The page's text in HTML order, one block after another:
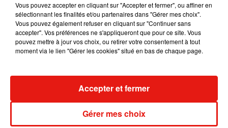
4 août 2026
Ariana Grande prendra une pause après
sa tournée mondiale
31 juillet 2026
Grand Corps Malade emmène Styleto
Vous pouvez accepter en cliquant sur "Accepter et fermer", ou affiner en
sélectionnant les finalités et/ou partenaires dans "Gérer mes choix".
Vous pouvez également refuser en cliquant sur "Continuer sans
accepter". Vos préférences ne s'appliqueront que pour ce site. Vous
pouvez mettre à jour vos choix, ou retirer votre consentement à tout
moment via le lien "Gérer les cookies" situé en bas de chaque page.
Gérer mes choix
Accepter et fermer